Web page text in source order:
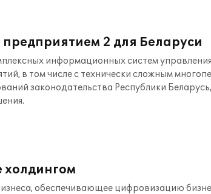
предприятием 2 для Беларуси
информационных систем
в том числе с технически сложным
законодательства Республики
холдингом
обеспечивающее цифровизацию